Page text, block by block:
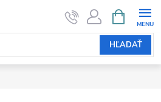
HĽADAŤ
KOŠÍK